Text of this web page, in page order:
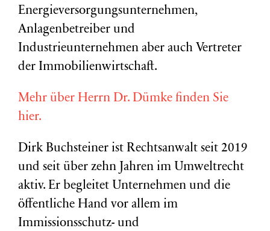
Energieversorgungsunternehmen,
Anlagenbetreiber und
Industrieunternehmen aber auch Vertreter
der Immobilienwirtschaft.
Mehr über Herrn Dr. Dümke finden Sie
hier.
Dirk Buchsteiner ist Rechtsanwalt seit 2019
und seit über zehn Jahren im Umweltrecht
aktiv. Er begleitet Unternehmen und die
öffentliche Hand vor allem im
Immissionsschutz- und